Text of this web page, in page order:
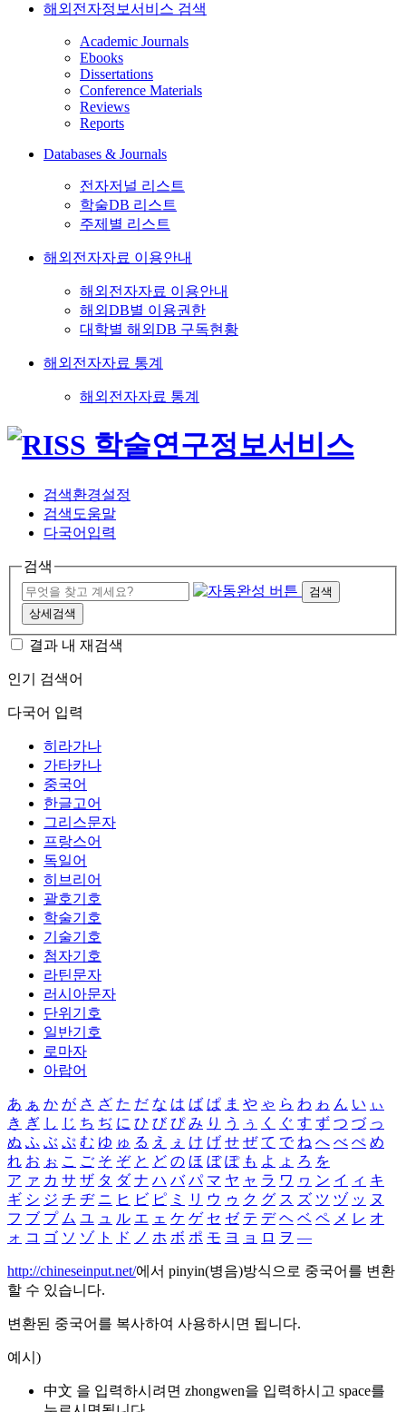
해외전자정보서비스 검색
Academic Journals
Ebooks
Dissertations
Conference Materials
Reviews
Reports
Databases & Journals
전자저널 리스트
학술DB 리스트
주제별 리스트
해외전자자료 이용안내
해외전자자료 이용안내
해외DB별 이용권한
대학별 해외DB 구독현황
해외전자자료 통계
해외전자자료 통계
검색환경설정
검색도움말
다국어입력
검색
검색
상세검색
결과 내 재검색
인기 검색어
다국어 입력
히라가나
가타카나
중국어
한글고어
그리스문자
프랑스어
독일어
히브리어
괄호기호
학술기호
기술기호
첨자기호
라틴문자
러시아문자
단위기호
일반기호
로마자
아랍어
あ ぁ か が さ ざ た だ な は ば ぱ ま や ゃ ら わ ゎ ん い ぃ
き ぎ し じ ち ぢ に ひ び ぴ み り う ぅ く ぐ す ず つ づ っ
ぬ ふ ぶ ぷ む ゆ ゅ る え ぇ け げ せ ぜ て で ね へ べ ぺ め
れ お ぉ こ ご そ ぞ と ど の ほ ぼ ぽ も よ ょ ろ を
ア ァ カ サ ザ タ ダ ナ ハ バ パ マ ヤ ャ ラ ワ ヮ ン イ ィ キ
ギ シ ジ チ ヂ ニ ヒ ビ ピ ミ リ ウ ゥ ク グ ス ズ ツ ヅ ッ ヌ
フ ブ プ ム ユ ュ ル エ ェ ケ ゲ セ ゼ テ デ ヘ ベ ペ メ レ オ
ォ コ ゴ ソ ゾ ト ド ノ ホ ボ ポ モ ヨ ョ ロ ヲ ―
http://chineseinput.net/에서 pinyin(병음)방식으로 중국어를 변환
할 수 있습니다.
변환된 중국어를 복사하여 사용하시면 됩니다.
예시)
中文 을 입력하시려면 zhongwen을 입력하시고 space를